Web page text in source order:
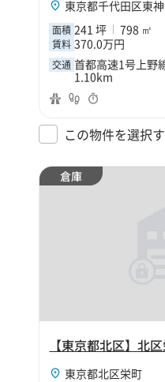
東京都千代田区東
面積 241 坪 798 ㎡
賃料 370.0万円
交通 首都高速1号上
1.10km
この物件を選択
倉庫
東京都北区栄町